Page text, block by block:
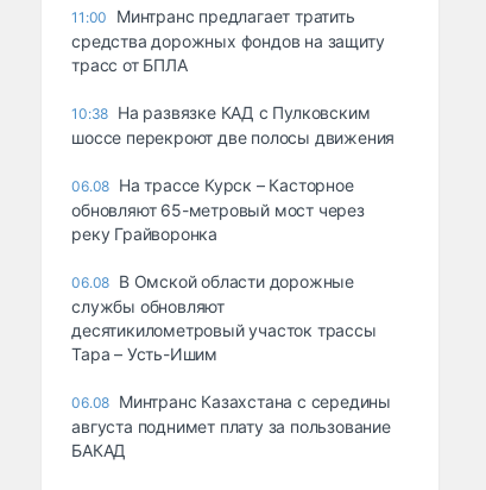
11:00
Минтранс предлагает тратить
средства дорожных фондов на защиту
трасс от БПЛА
10:38 На развязке КАД с Пулковским
шоссе перекроют две полосы движения
06.08 На трассе Курск – Касторное
обновляют 65-метровый мост через
реку Грайворонка
06.08 В Омской области дорожные
службы обновляют
десятикилометровый участок трассы
Тара – Усть-Ишим
06.08 Минтранс Казахстана с середины
августа поднимет плату за пользование
БАКАД